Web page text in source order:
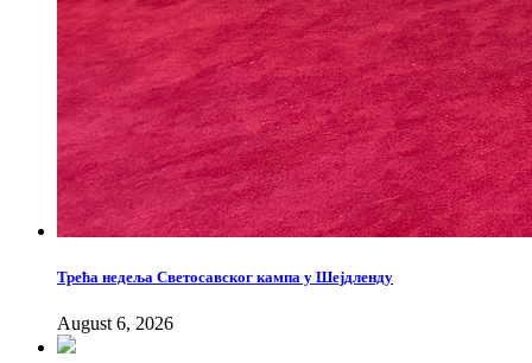
Трећа недеља Светосавског кампа у Шејдленду
August 6, 2026